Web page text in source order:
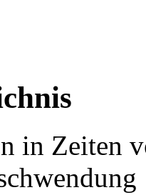
in Zeiten